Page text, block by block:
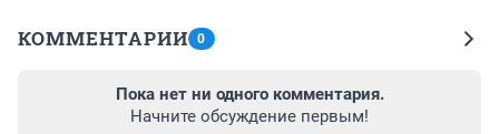
КОММЕНТАРИИ 0
Пока нет ни одного комментария.
Начните обсуждение первым!